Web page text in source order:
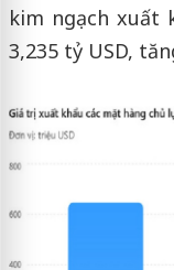
kim ngạch xuất
3,235 tỷ USD,